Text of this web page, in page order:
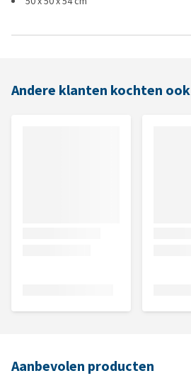
Andere klanten kochten ook
Aanbevolen producten